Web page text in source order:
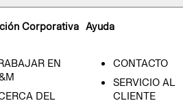
Corporativa
EN
DEL
Ayuda
CONTACTO
SERVICIO AL
CLIENTE